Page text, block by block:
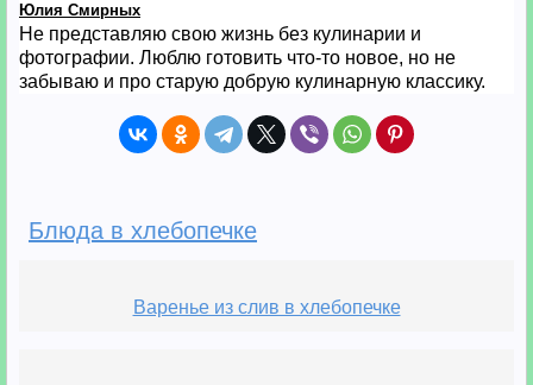
Юлия Смирных
Не представляю свою жизнь без кулинарии и
фотографии. Люблю готовить что-то новое, но не
забываю и про старую добрую кулинарную классику.
Блюда в хлебопечке
Варенье из слив в хлебопечке